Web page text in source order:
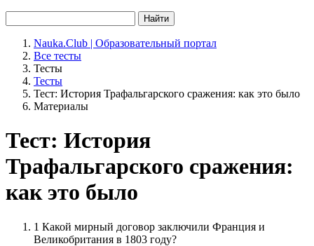
Найти
Nauka.Club | Образовательный портал
Все тесты
Тесты
Тесты
Тест: История Трафальгарского сражения: как это было
Материалы
Тест: История
Трафальгарского сражения:
как это было
1 Какой мирный договор заключили Франция и
Великобритания в 1803 году?